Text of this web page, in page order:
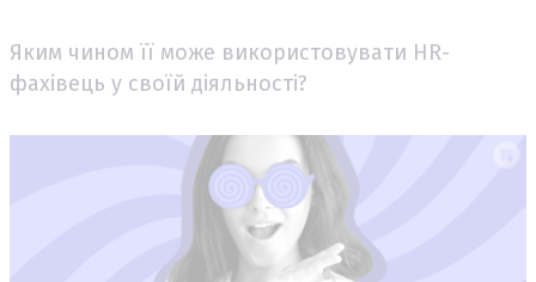
Яким чином її може використовувати HR-
фахівець у своїй діяльності?